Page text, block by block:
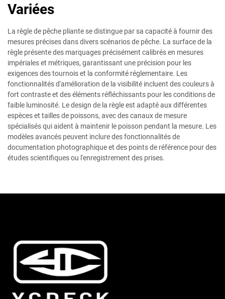
Variées
La règle de pêche pliante se distingue par sa capacité à fournir des
mesures précises dans divers scénarios de pêche. La surface de la
règle présente des marquages précisément calibrés en mesures
impériales et métriques, garantissant une précision pour les
exigences des tournois et la conformité réglementaire. Les
fonctionnalités d'amélioration de la visibilité incluent des couleurs à
fort contraste et des éléments réfléchissants pour les conditions de
faible luminosité. Le design de la règle est adapté aux différentes
espèces et tailles de poissons, avec des canaux de mesure
spécialisés qui aident à maintenir le poisson pendant la mesure. Les
modèles avancés peuvent inclure des fonctionnalités de
documentation photographique et des points de référence pour des
études scientifiques ou l'enregistrement des prises.